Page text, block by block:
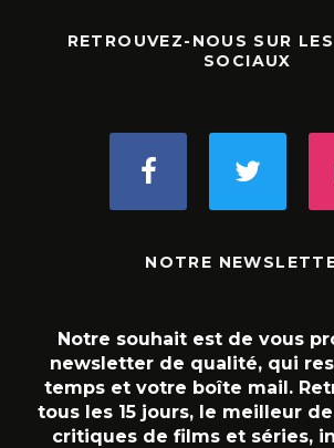
RETROUVEZ-NOUS SUR
SOCIAUX
NOTRE
Notre souhait est de vous
newsletter de qualité, qui
temps et votre boîte mail.
tous les 15 jours, le meilleur
critiques de films et séries,